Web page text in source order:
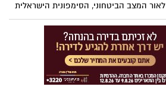
לי למה) ולכן ההמלצה נטולת ספוילרים
לאור המצב הביטחוני, הסימפונית הישראלית
ראשל"צ מזמינה את תושבי הדרום הערב
(חמישי) לקונצרט פתיחת העונה - כניסה
חינם לתושבי הדרום בהצגת ת"ז